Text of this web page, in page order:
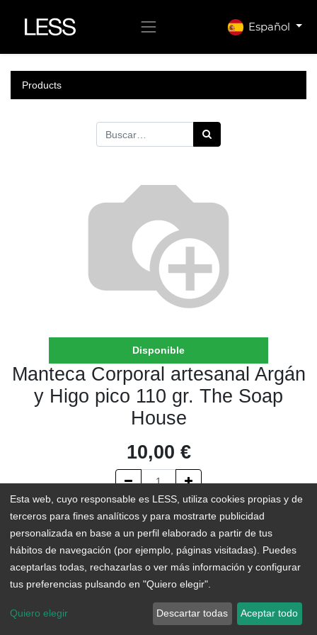
Español
Products
Disponible
Manteca Corporal artesanal Argán
y Higo pico 110 gr. The Soap
House
10,00 €
AÑADIR AL CARRITO
En existencias
Add to Wishlist
Formulado y elaborado de manera artesanal con ingredientes
Esta web, cuyo responsable es LESS, utiliza cookies propias y de
terceros para fines analíticos y para mostrarte publicidad
personalizada en base a un perfil elaborado a partir de tus
hábitos de navegación (por ejemplo, páginas visitadas). Puedes
aceptarlas todas, rechazarlas o ver más información y configurar
tus preferencias pulsando en "Quiero elegir".
Quiero elegir Descartar todas Aceptar todo